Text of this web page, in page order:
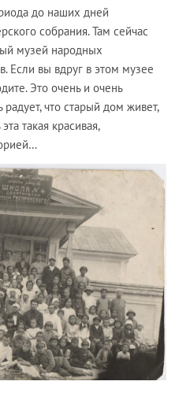
до наших дней
собрания. Там сейчас
музей народных
Если вы вдруг в этом музее
Это очень и очень
что старый дом живет,
такая красивая,